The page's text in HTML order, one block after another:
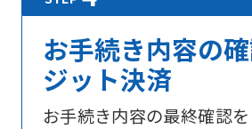
お手続き内容の
ジット決済
お手続き内容の最終確認